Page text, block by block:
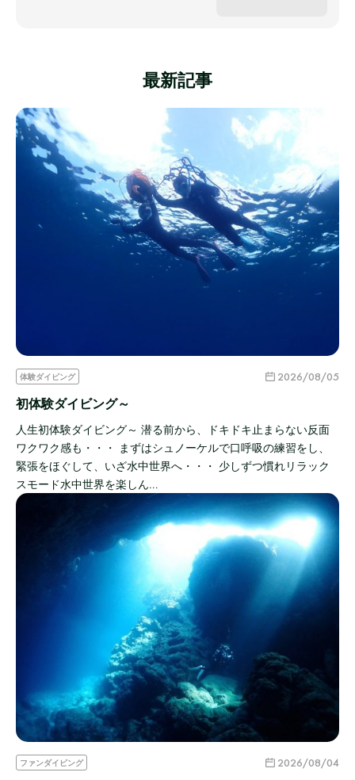
最新記事
体験ダイビング 2026/08/05
初体験ダイビング～
人生初体験ダイビング～ 潜る前から、ドキドキ止まらない反面
ワクワク感も・・・ まずはシュノーケルで口呼吸の練習をし、
緊張をほぐして、いざ水中世界へ・・・ 少しずつ慣れリラック
スモード水中世界を楽しん…
ファンダイビング 2026/08/04